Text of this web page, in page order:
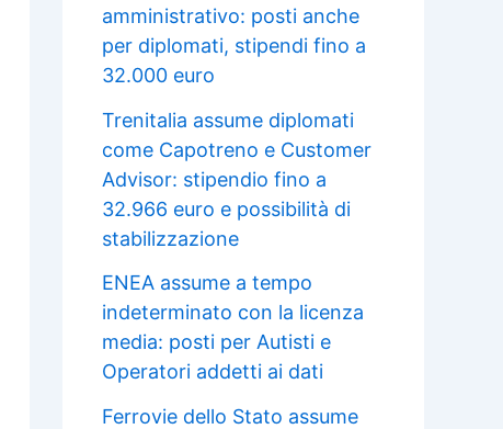
amministrativo: posti anche
per diplomati, stipendi fino a
32.000 euro
Trenitalia assume diplomati
come Capotreno e Customer
Advisor: stipendio fino a
32.966 euro e possibilità di
stabilizzazione
ENEA assume a tempo
indeterminato con la licenza
media: posti per Autisti e
Operatori addetti ai dati
Ferrovie dello Stato assume